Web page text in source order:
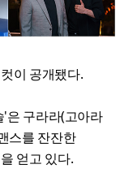
이 공개됐다.
'은 구라라(고아라
스를 잔잔한
얻고 있다.